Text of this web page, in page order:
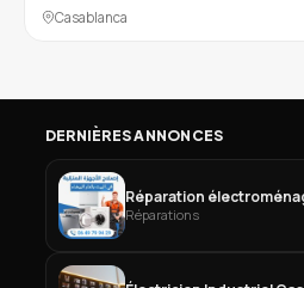
Casablanca
DERNIÈRES ANNONCES
Réparation
Réparations